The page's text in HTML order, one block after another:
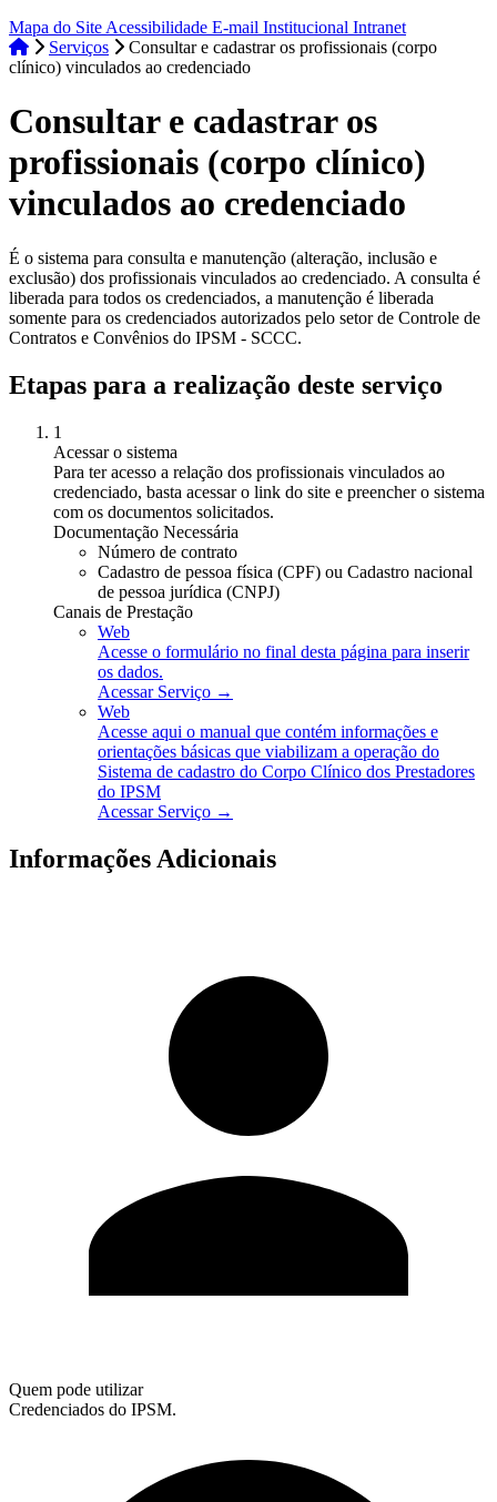
Mapa do Site Acessibilidade E-mail Institucional Intranet
Serviços
Consultar e cadastrar os profissionais (corpo
clínico) vinculados ao credenciado
Consultar e cadastrar os
profissionais (corpo clínico)
vinculados ao credenciado
É o sistema para consulta e manutenção (alteração, inclusão e
exclusão) dos profissionais vinculados ao credenciado. A consulta é
liberada para todos os credenciados, a manutenção é liberada
somente para os credenciados autorizados pelo setor de Controle de
Contratos e Convênios do IPSM - SCCC.
Etapas para a realização deste serviço
1
Acessar o sistema
Para ter acesso a relação dos profissionais vinculados ao
credenciado, basta acessar o link do site e preencher o sistema
com os documentos solicitados.
Documentação Necessária
Número de contrato
Cadastro de pessoa física (CPF) ou Cadastro nacional
de pessoa jurídica (CNPJ)
Canais de Prestação
Web
Acesse o formulário no final desta página para inserir
os dados.
Acessar Serviço →
Web
Acesse aqui o manual que contém informações e
orientações básicas que viabilizam a operação do
Sistema de cadastro do Corpo Clínico dos Prestadores
do IPSM
Acessar Serviço →
Informações Adicionais
Quem pode utilizar
Credenciados do IPSM.